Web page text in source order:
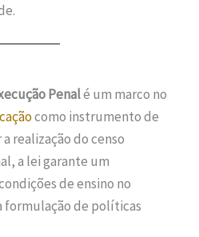
Penalé um marco no
como instrumento de
realização do censo
a lei garante um
de ensino no
formulação de políticas